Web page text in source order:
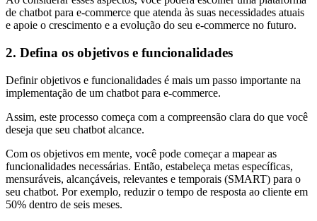
de chatbot para e-commerce que atenda às suas necessidades atuais
e apoie o crescimento e a evolução do seu e-commerce no futuro.
2. Defina os objetivos e funcionalidades
Definir objetivos e funcionalidades é mais um passo importante na
implementação de um chatbot para e-commerce.
Assim, este processo começa com a compreensão clara do que você
deseja que seu chatbot alcance.
Com os objetivos em mente, você pode começar a mapear as
funcionalidades necessárias. Então, estabeleça metas específicas,
mensuráveis, alcançáveis, relevantes e temporais (SMART) para o
seu chatbot. Por exemplo, reduzir o tempo de resposta ao cliente em
50% dentro de seis meses.